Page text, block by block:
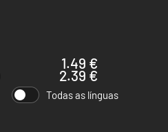
1.49 €
2.39 €
Todas as línguas